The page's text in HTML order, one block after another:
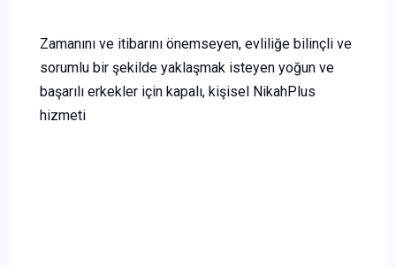
Zamanını ve itibarını önemseyen, evliliğe bilinçli ve
sorumlu bir şekilde yaklaşmak isteyen yoğun ve
başarılı erkekler için kapalı, kişisel NikahPlus
hizmeti